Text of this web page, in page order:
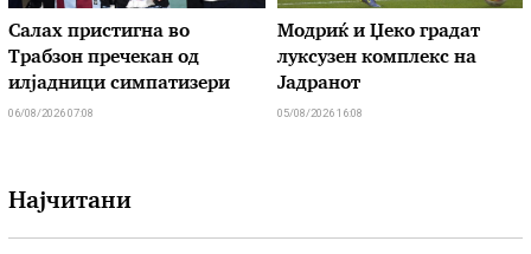
Салах пристигна во
Трабзон пречекан од
илјадници симпатизери
06/08/2026 07:08
Модриќ и Џеко градат
луксузен комплекс на
Јадранот
05/08/2026 16:08
Најчитани